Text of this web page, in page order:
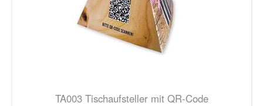
TA003 Tischaufsteller mit QR-Code